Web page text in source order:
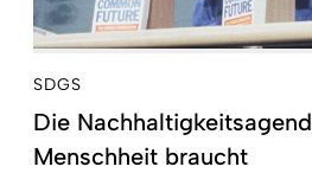
SDGS
Die
Menschheit braucht